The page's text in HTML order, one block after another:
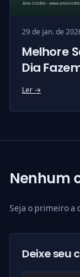
29 de jan. de
Melhore
Dia
Ler →
Nenhum
Seja o primeiro a
Deixe seu